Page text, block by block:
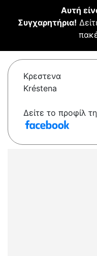
Αυτή
Συγχαρητήρια!
Κρεστενα
Kréstena
Δείτε το προφίλ